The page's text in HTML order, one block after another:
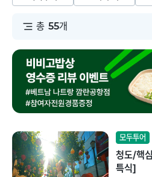
짜
총 55개
모두투어
청도/핵
특식]
동남아/대만/서남
말레이시아
베트남
인도네시아
필리핀
캄보디아
괌/사이판/호주/뉴
질랜드
유럽/아프리카
미주/하와이/알래
스카